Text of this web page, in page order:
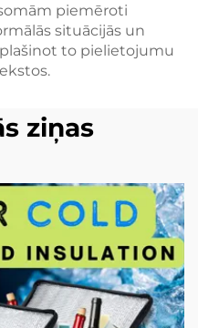
piemēroti
situācijās un
to pielietojumu
ziņas